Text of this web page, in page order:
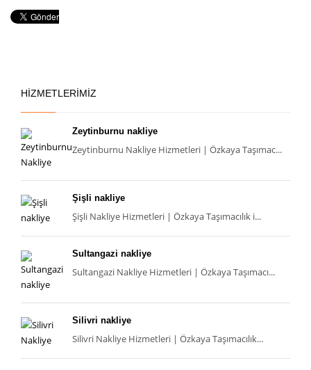
HİZMETLERİMİZ
Zeytinburnu nakliye
Zeytinburnu Nakliye Hizmetleri | Özkaya Taşımac...
Şişli nakliye
Şişli Nakliye Hizmetleri | Özkaya Taşımacılık i...
Sultangazi nakliye
Sultangazi Nakliye Hizmetleri | Özkaya Taşımacı...
Silivri nakliye
Silivri Nakliye Hizmetleri | Özkaya Taşımacılık...